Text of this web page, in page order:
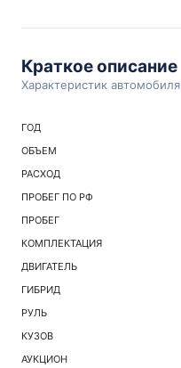
Краткое описание
Характеристик автомобиля
ГОД
ОБЪЕМ
РАСХОД
ПРОБЕГ ПО РФ
ПРОБЕГ
КОМПЛЕКТАЦИЯ
ДВИГАТЕЛЬ
ГИБРИД
РУЛЬ
КУЗОВ
АУКЦИОН